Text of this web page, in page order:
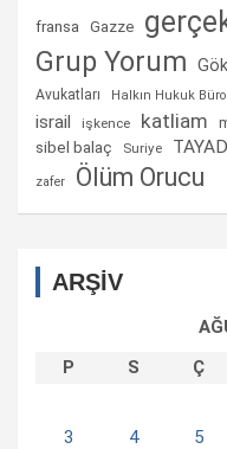
fransa Gazze
Grup Yorum
Avukatları
Halkın Hukuk
israil işkence katliam
sibel balaç Suriye TAYAD
zafer Ölüm Orucu
ARŞİV
P
S Ç
3
4 5